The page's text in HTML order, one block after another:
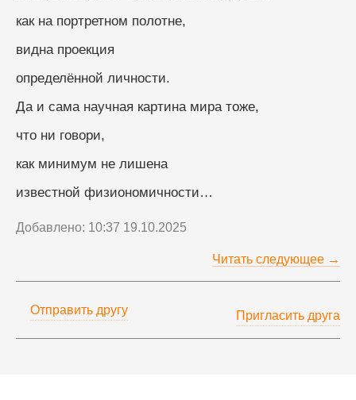
как на портретном полотне,
видна проекция
определённой личности.
Да и сама научная картина мира тоже,
что ни говори,
как минимум не лишена
известной физиономичности…
Добавлено: 10:37 19.10.2025
Читать следующее →
Отправить другу Пригласить друга